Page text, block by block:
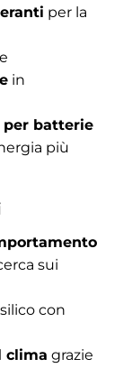
per la
in
per batterie
più
sui
con
clima grazie